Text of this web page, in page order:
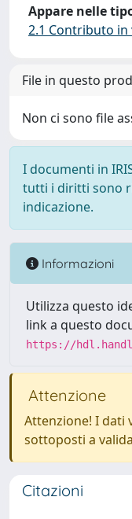
Appare nelle
2.1 Contributo in
File in questo
Non ci sono file
I documenti in
tutti i diritti sono
indicazione.
Informazioni
Utilizza questo
link a questo
https://
Attenzione
Attenzione! I dati
sottoposti a
Citazioni